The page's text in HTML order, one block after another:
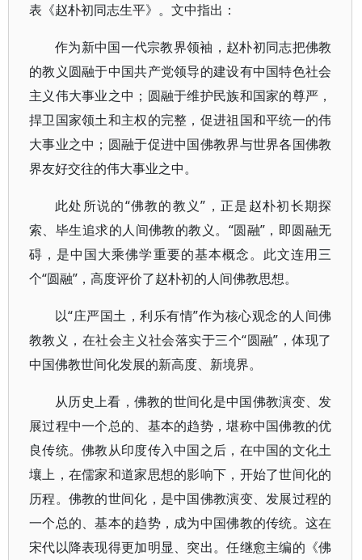
表《赵朴初同志生平》。文中指出：
作为新中国一代宗教界领袖，赵朴初同志把佛教
的教义圆融于中国共产党领导的建设有中国特色社会
主义伟大事业之中；圆融于维护民族和国家的尊严，
捍卫国家领土和主权的完整，促进祖国和平统一的伟
大事业之中；圆融于促进中国佛教界与世界各国佛教
界友好交往的伟大事业之中。
此处所说的“佛教的教义”，正是赵朴初长期探
索、毕生追求的人间佛教的教义。“圆融”，即圆融无
碍，是中国大乘佛学重要的基本概念。此文连用三
个“圆融”，高度评价了赵朴初的人间佛教思想。
以“庄严国土，利乐有情”作为核心观念的人间佛
教教义，在社会主义社会落实于三个“圆融”，体现了
中国佛教世间化发展的新高度、新境界。
从历史上看，佛教的世间化是中国佛教演变、发
展过程中一个总的、基本的趋势，堪称中国佛教的优
良传统。佛教从印度传入中国之后，在中国的文化土
壤上，在儒家和道家思想的影响下，开始了世间化的
历程。佛教的世间化，是中国佛教演变、发展过程的
一个总的、基本的趋势，成为中国佛教的传统。这在
宋代以降表现得更加明显、突出。任继愈主编的《佛